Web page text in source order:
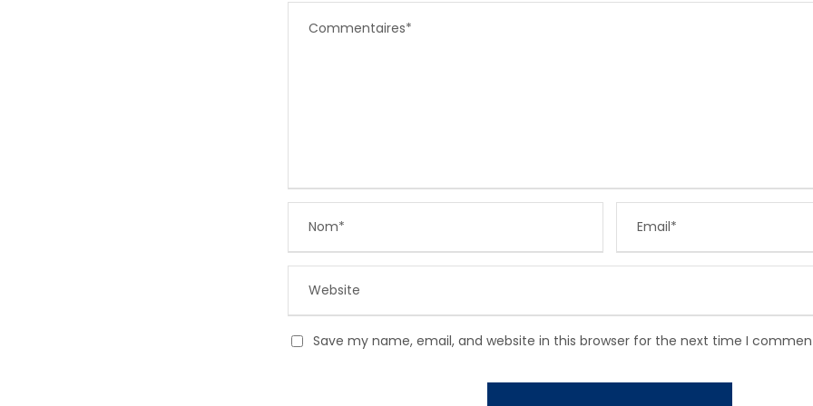
Save my name, email, and website in this browser for the next time I